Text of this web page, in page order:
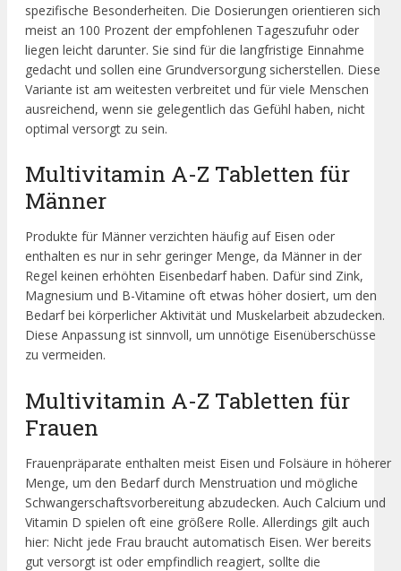
spezifische Besonderheiten. Die Dosierungen orientieren sich
meist an 100 Prozent der empfohlenen Tageszufuhr oder
liegen leicht darunter. Sie sind für die langfristige Einnahme
gedacht und sollen eine Grundversorgung sicherstellen. Diese
Variante ist am weitesten verbreitet und für viele Menschen
ausreichend, wenn sie gelegentlich das Gefühl haben, nicht
optimal versorgt zu sein.
Multivitamin A-Z Tabletten für
Männer
Produkte für Männer verzichten häufig auf Eisen oder
enthalten es nur in sehr geringer Menge, da Männer in der
Regel keinen erhöhten Eisenbedarf haben. Dafür sind Zink,
Magnesium und B-Vitamine oft etwas höher dosiert, um den
Bedarf bei körperlicher Aktivität und Muskelarbeit abzudecken.
Diese Anpassung ist sinnvoll, um unnötige Eisenüberschüsse
zu vermeiden.
Multivitamin A-Z Tabletten für
Frauen
Frauenpräparate enthalten meist Eisen und Folsäure in höherer
Menge, um den Bedarf durch Menstruation und mögliche
Schwangerschaftsvorbereitung abzudecken. Auch Calcium und
Vitamin D spielen oft eine größere Rolle. Allerdings gilt auch
hier: Nicht jede Frau braucht automatisch Eisen. Wer bereits
gut versorgt ist oder empfindlich reagiert, sollte die